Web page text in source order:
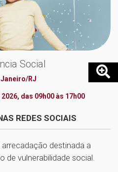
Social
Janeiro/RJ
das 09h00 às 17h00
REDES SOCIAIS
destinada a
de vulnerabilidade social.